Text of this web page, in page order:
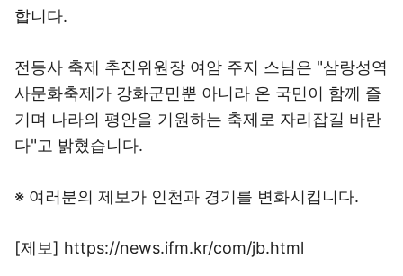
합니다.
전등사 축제 추진위원장 여암 주지 스님은 "삼랑성역
사문화축제가 강화군민뿐 아니라 온 국민이 함께 즐
기며 나라의 평안을 기원하는 축제로 자리잡길 바란
다"고 밝혔습니다.
※ 여러분의 제보가 인천과 경기를 변화시킵니다.
[제보] https://news.ifm.kr/com/jb.html